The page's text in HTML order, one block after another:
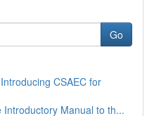
Go
CSAEC for
Introductory Manual to th...